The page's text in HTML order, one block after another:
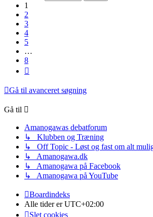
1
2
3
4
5
…
8
Gå til avanceret søgning
Gå til
Amanogawas debatforum
↳ Klubben og Træning
↳ Off Topic - Løst og fast om alt
↳ Amanogawa.dk
↳ Amanogawa på Facebook
↳ Amanogawa på YouTube
Boardindeks
Alle tider erUTC+02:00
Slet cookies